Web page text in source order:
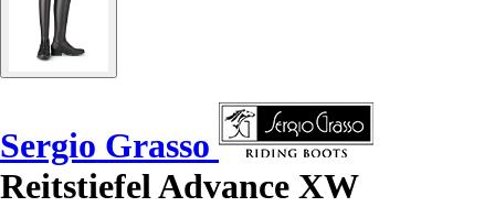
Sergio Grasso
Reitstiefel Advance XW